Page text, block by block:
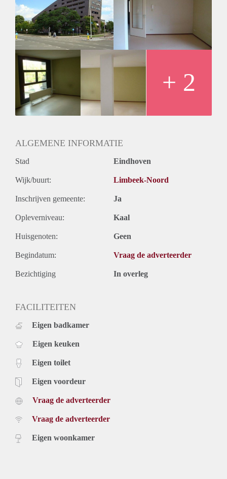
Mogelijk
Inkomen eis
N.V.T.
Huurtermijn
Onbepaalde termijn
Oplevering
Kaal
+ 2
ALGEMENE INFORMATIE
Stad Eindhoven
Wijk/buurt: Limbeek-Noord
Inschrijven gemeente: Ja
Opleverniveau: Kaal
Huisgenoten: Geen
Begindatum: Vraag de adverteerder
Bezichtiging In overleg
FACILITEITEN
Eigen badkamer
Eigen keuken
Eigen toilet
Eigen voordeur
Vraag de adverteerder
Vraag de adverteerder
Eigen woonkamer